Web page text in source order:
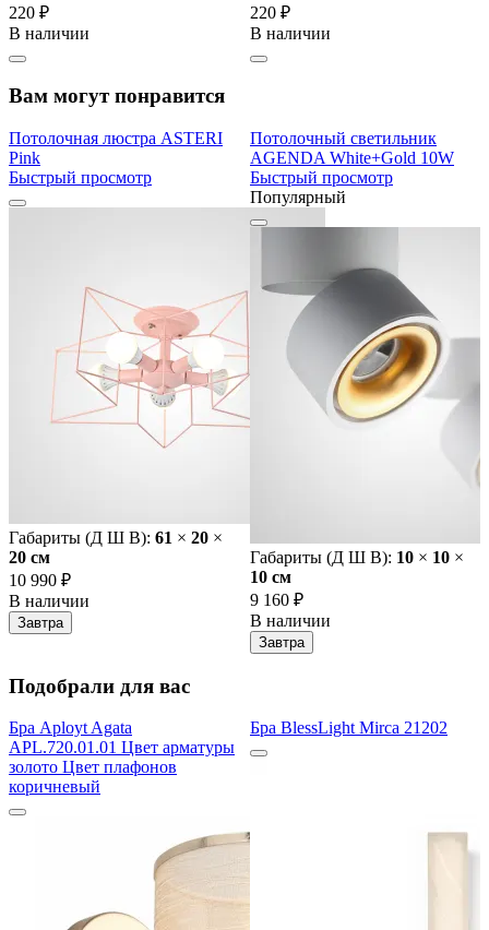
220 ₽
В наличии
220 ₽
В наличии
Вам могут понравится
Потолочная люстра ASTERI
Pink
Быстрый просмотр
Габариты (Д Ш В): 61 × 20 ×
20 cм
10 990 ₽
В наличии
Завтра
Потолочный светильник
AGENDA White+Gold 10W
Быстрый просмотр
Популярный
Габариты (Д Ш В): 10 × 10 ×
10 cм
9 160 ₽
В наличии
Завтра
Подобрали для вас
Бра Aployt Agata
APL.720.01.01 Цвет арматуры
золото Цвет плафонов
коричневый
Бра BlessLight Mirca 21202